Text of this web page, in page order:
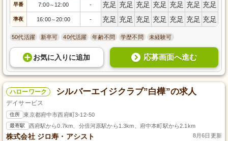
早番 7:00～ 12:00 - 充足 充足 充足 充足 充足 充足 充足
準夜 16:00～20:00 - 充足 充足 充足 充足 充足 充足 充足
50代活躍 新卒可 40代活躍 年齢不問 学歴不問 未経験可
お気に入り に追加 応募画面へ進む
ハローワーク シルバーエイジクラブ”白樺”の求人
デイサービス
住所 東京都府中市西府町3-12-50
最寄駅 西府駅から0.7km、分倍河原駅から1.3km、府中本町駅から2.1km
株式会社 ジロ寿・アシスト 8月6日更新